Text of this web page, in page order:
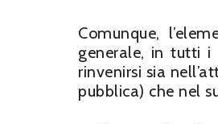
Comunque,
generale, in tutti i
rinvenirsi sia
pubblica) che nel